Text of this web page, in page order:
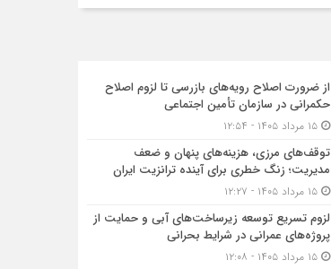
از ضرورت اصلاح رویه‌های بازرسی تا لزوم اصلاح
حکمرانی در سازمان تأمین اجتماعی
۱۵ مرداد ۱۴۰۵ - ۱۲:۵۴
توقف‌های مرزی، هزینه‌های پنهان و ضعف
مدیریت؛ زنگ خطری برای آینده ترانزیت ایران
۱۵ مرداد ۱۴۰۵ - ۱۲:۲۷
لزوم تسریع توسعه زیرساخت‌های آبی و حمایت از
پروژه‌های عمرانی در شرایط بحرانی
۱۵ مرداد ۱۴۰۵ - ۱۲:۰۸